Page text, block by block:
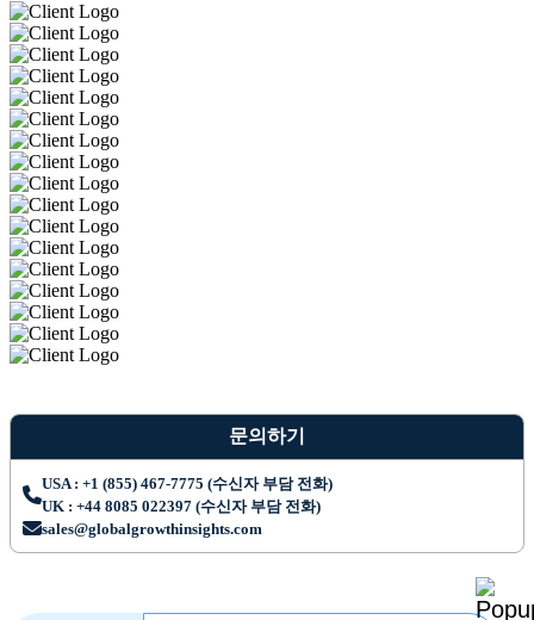
문의하기
USA : +1 (855) 467-7775 (수신자 부담 전화)
UK : +44 8085 022397 (수신자 부담 전화)
sales@globalgrowthinsights.com